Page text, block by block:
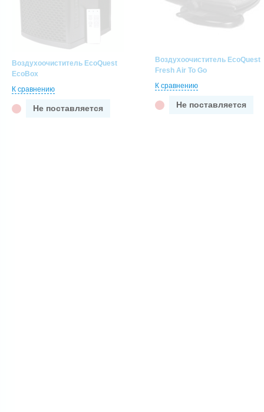
Воздухоочиститель EcoQuest
EcoBox
К сравнению
Не поставляется
Воздухоочиститель EcoQuest
Fresh Air To Go
К сравнению
Не поставляется